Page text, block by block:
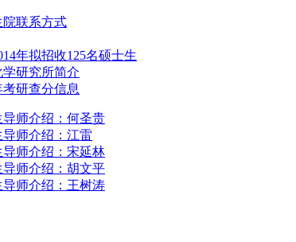
联系方式
年拟招收125名硕士生
研究所简介
研查分信息
师介绍：何圣贵
师介绍：江雷
师介绍：宋延林
师介绍：胡文平
师介绍：王树涛